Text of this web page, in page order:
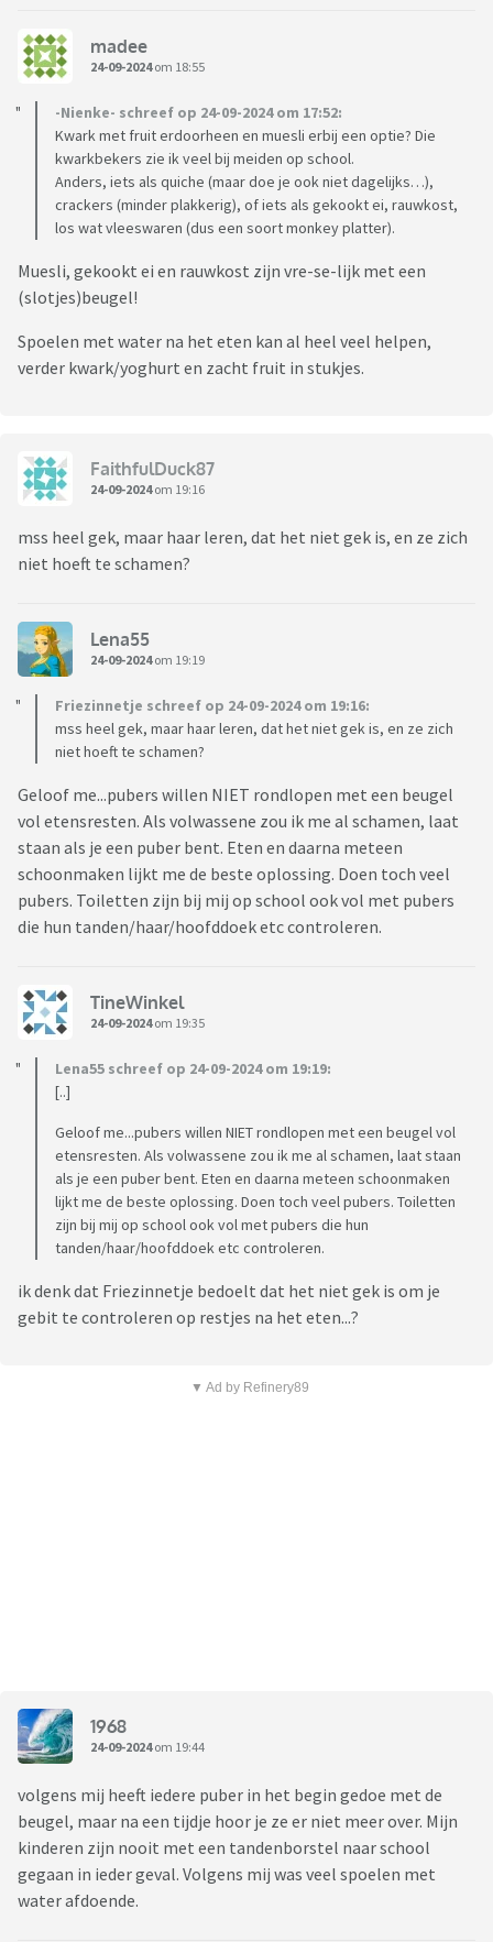
madee
24-09-2024om 18:55
-Nienke- schreef op 24-09-2024 om 17:52:
Kwark met fruit erdoorheen en muesli erbij een optie? Die
kwarkbekers zie ik veel bij meiden op school.
Anders, iets als quiche (maar doe je ook niet dagelijks…),
crackers (minder plakkerig), of iets als gekookt ei, rauwkost,
los wat vleeswaren (dus een soort monkey platter).
Muesli, gekookt ei en rauwkost zijn vre-se-lijk met een
(slotjes)beugel!
Spoelen met water na het eten kan al heel veel helpen,
verder kwark/yoghurt en zacht fruit in stukjes.
FaithfulDuck87
24-09-2024om 19:16
mss heel gek, maar haar leren, dat het niet gek is, en ze zich
niet hoeft te schamen?
Lena55
24-09-2024om 19:19
Friezinnetje schreef op 24-09-2024 om 19:16:
mss heel gek, maar haar leren, dat het niet gek is, en ze zich
niet hoeft te schamen?
Geloof me...pubers willen NIET rondlopen met een beugel
vol etensresten. Als volwassene zou ik me al schamen, laat
staan als je een puber bent. Eten en daarna meteen
schoonmaken lijkt me de beste oplossing. Doen toch veel
pubers. Toiletten zijn bij mij op school ook vol met pubers
die hun tanden/haar/hoofddoek etc controleren.
TineWinkel
24-09-2024om 19:35
Lena55 schreef op 24-09-2024 om 19:19:
[..]
Geloof me...pubers willen NIET rondlopen met een beugel vol
etensresten. Als volwassene zou ik me al schamen, laat staan
als je een puber bent. Eten en daarna meteen schoonmaken
lijkt me de beste oplossing. Doen toch veel pubers. Toiletten
zijn bij mij op school ook vol met pubers die hun
tanden/haar/hoofddoek etc controleren.
ik denk dat Friezinnetje bedoelt dat het niet gek is om je
gebit te controleren op restjes na het eten...?
▼ Ad by Refinery89
1968
24-09-2024om 19:44
volgens mij heeft iedere puber in het begin gedoe met de
beugel, maar na een tijdje hoor je ze er niet meer over. Mijn
kinderen zijn nooit met een tandenborstel naar school
gegaan in ieder geval. Volgens mij was veel spoelen met
water afdoende.